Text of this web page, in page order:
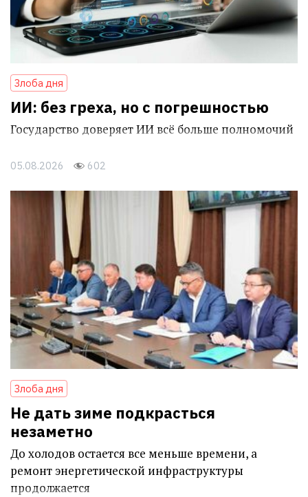
Злоба дня
ИИ: без греха, но с погрешностью
Государство доверяет ИИ всё больше полномочий
05.08.2026 602
Злоба дня
Не дать зиме подкрасться
незаметно
До холодов остается все меньше времени, а
ремонт энергетической инфраструктуры
продолжается